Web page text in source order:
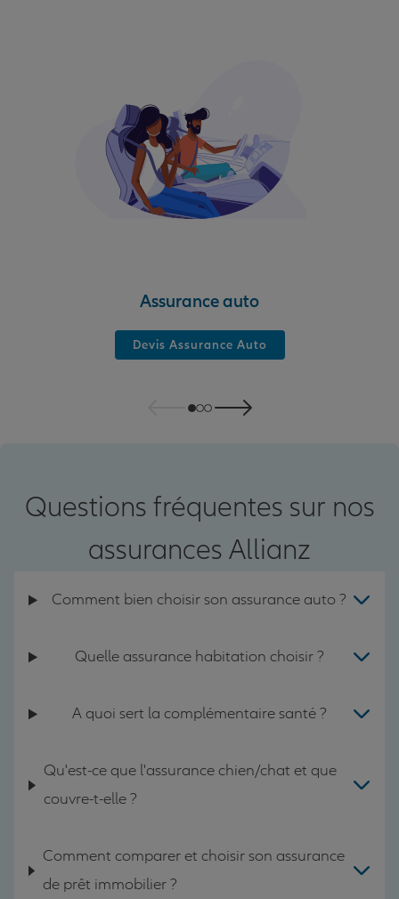
Assurance auto
Devis Assurance Auto
Questions fréquentes sur nos
assurances Allianz
Comment bien choisir son assurance auto ?
Quelle assurance habitation choisir ?
A quoi sert la complémentaire santé ?
Qu'est-ce que l'assurance chien/chat et que
couvre-t-elle ?
Comment comparer et choisir son assurance
de prêt immobilier ?